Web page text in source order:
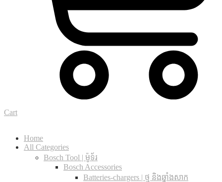
Cart
Home
All Categories
Bosch Tool | ម៉ូទ័រ
Bosch Accessories
Batteries-chargers | ថ្ម និងឆ្នាំងសាក